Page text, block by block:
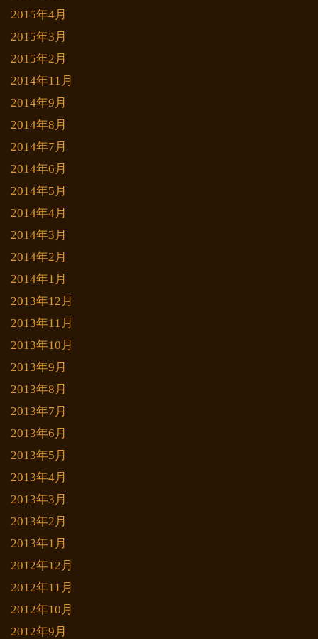
2015年4月
2015年3月
2015年2月
2014年11月
2014年9月
2014年8月
2014年7月
2014年6月
2014年5月
2014年4月
2014年3月
2014年2月
2014年1月
2013年12月
2013年11月
2013年10月
2013年9月
2013年8月
2013年7月
2013年6月
2013年5月
2013年4月
2013年3月
2013年2月
2013年1月
2012年12月
2012年11月
2012年10月
2012年9月